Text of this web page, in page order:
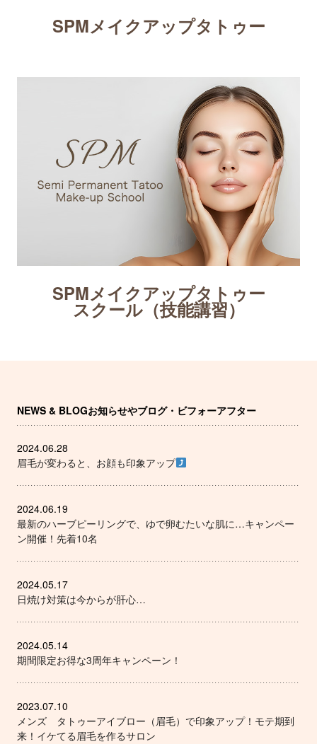
SPMメイクアップタトゥー
SPMメイクアップタトゥー
スクール（技能講習）
NEWS & BLOGお知らせやブログ・ビフォーアフター
2024.06.28
眉毛が変わると、お顔も印象アップ
2024.06.19
最新のハーブピーリングで、ゆで卵むたいな肌に…キャンペー
ン開催！先着10名
2024.05.17
日焼け対策は今からが肝心…
2024.05.14
期間限定お得な3周年キャンペーン！
2023.07.10
メンズ タトゥーアイブロー（眉毛）で印象アップ！モテ期到
来！イケてる眉毛を作るサロン